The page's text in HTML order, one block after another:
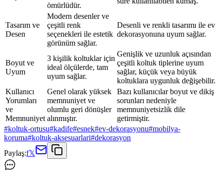
ömürlüdür.
Tasarım ve
Desen
Modern desenler ve
çeşitli renk
seçenekleri ile estetik
görünüm sağlar.
Desenli ve renkli tasarımı ile ev
dekorasyonuna uyum sağlar.
Boyut ve
Uyum
3 kişilik koltuklar için
ideal ölçülerde, tam
uyum sağlar.
Genişlik ve uzunluk açısından
çeşitli koltuk tiplerine uyum
sağlar, küçük veya büyük
koltuklara uygunluk değişebilir.
Kullanıcı
Yorumları
ve
Memnuniyet
Genel olarak yüksek
memnuniyet ve
olumlu geri dönüşler
alınmıştır.
Bazı kullanıcılar boyut ve dikiş
sorunları nedeniyle
memnuniyetsizlik dile
getirmiştir.
#koltuk-ortusu#kadife#esnek#ev-dekorasyonu#mobilya-
koruma#koltuk-aksesuarlari#dekorasyon
Paylaş:f𝕏